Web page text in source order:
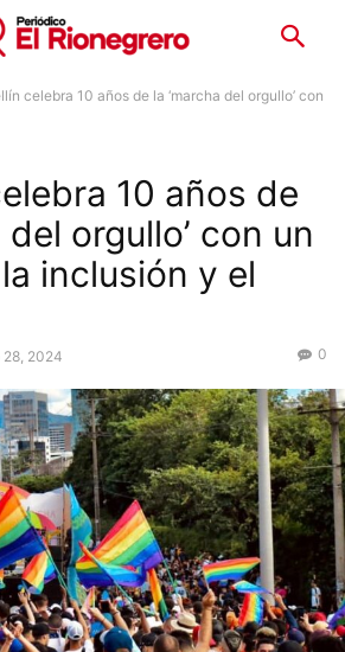
celebra 10 años de la ‘marcha del orgullo’ con
10 años de
del orgullo’ con un
inclusión y el
28, 2024 0